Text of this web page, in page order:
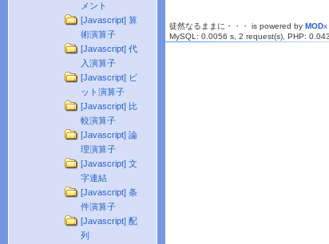
メント
[Javascript] 算
術演算子
[Javascript] 代
入演算子
[Javascript] ビ
ット演算子
[Javascript] 比
較演算子
[Javascript] 論
理演算子
[Javascript] 文
字連結
[Javascript] 条
件演算子
[Javascript] 配
列
徒然なるままに・・・ is powered by MODx
MySQL: 0.0056 s, 2 request(s), PHP: